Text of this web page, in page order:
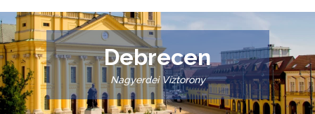
Debrecen
Nagyerdei Víztorony